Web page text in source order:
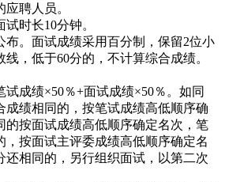
聘人员。
时长10分钟。
布。面试成绩采用百分制，保留2位小
，低于60分的，不计算综合成绩。
成绩×50％+面试成绩×50％。如同
成绩相同的，按笔试成绩高低顺序确
的按面试成绩高低顺序确定名次，笔
，按面试主评委成绩高低顺序确定名
还相同的，另行组织面试，以第二次